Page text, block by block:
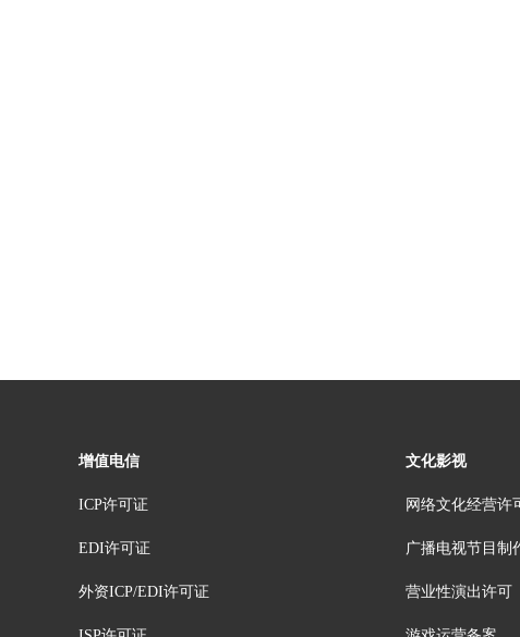
增值电信
ICP许可证
EDI许可证
外资ICP/EDI许可证
文化影视
网络文化经营许
广播电视节目制
营业性演出许可